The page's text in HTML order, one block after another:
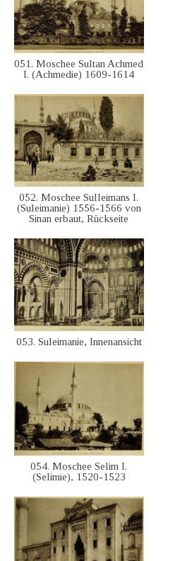
051. Moschee Sultan Achmed
I. (Achmedie) 1609-1614
052. Moschee Sulleimans I.
(Suleimanie) 1556-1566 von
Sinan erbaut, Rückseite
053. Suleimanie, Innenansicht
054. Moschee Selim I.
(Selimie), 1520-1523